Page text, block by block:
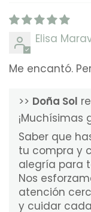
Elisa
Me encantó.
>> Doña Sol
¡Muchísimas
Saber que
tu compra y
alegría para
Nos
atención
y cuidar